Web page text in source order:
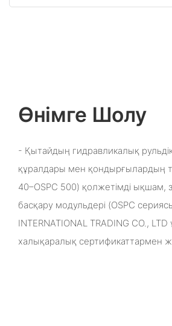
Өнімге Шолу
- Қытайдың гидравликалық
құралдары мен қондырғылардың
40–OSPC 500) қолжетімді ықшам,
басқару модульдері (OSPC
INTERNATIONAL TRADING CO.,
халықаралық сертификаттармен